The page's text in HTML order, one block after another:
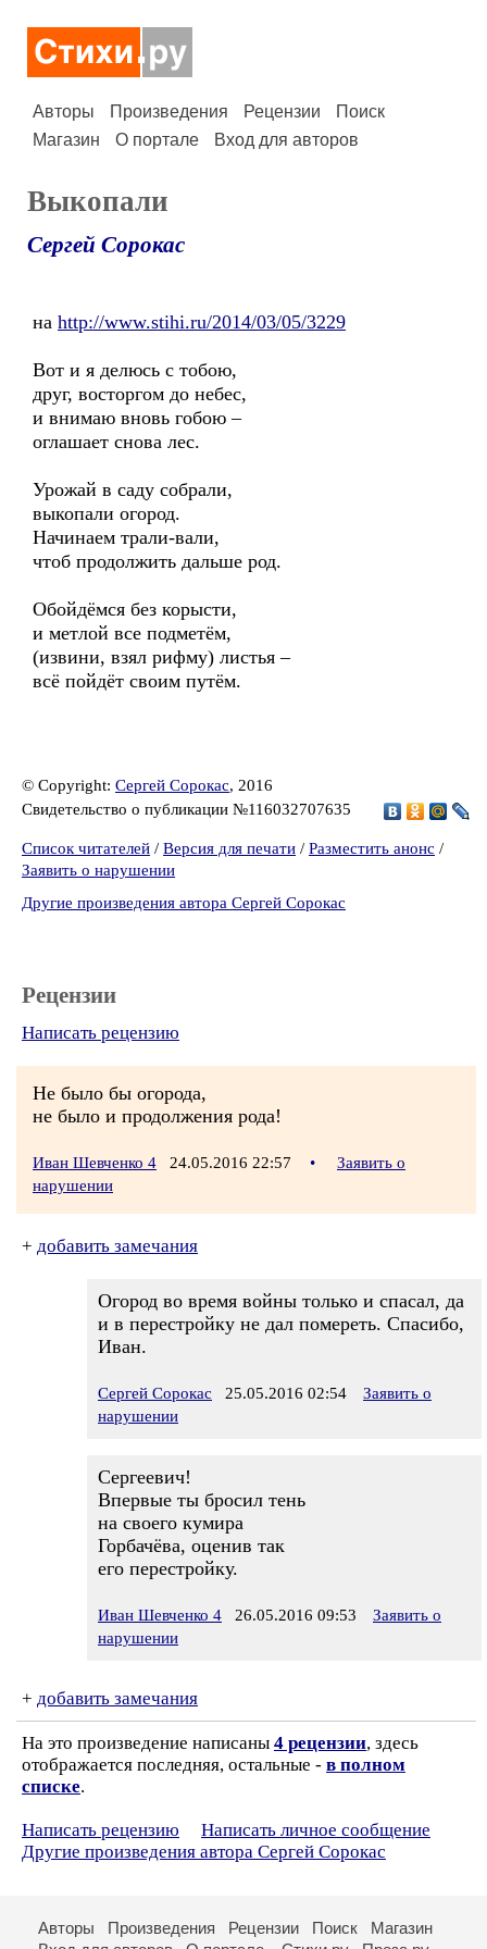
Авторы Произведения Рецензии
Поиск
Магазин
О портале Вход для авторов
Выкопали
Сергей Сорокас
на http://www.stihi.ru/2014/03/05/3229
Вот и я делюсь с тобою,
друг, восторгом до небес,
и внимаю вновь гобою –
оглашает снова лес.
Урожай в саду собрали,
выкопали огород.
Начинаем трали-вали,
чтоб продолжить дальше род.
Обойдёмся без корысти,
и метлой все подметём,
(извини, взял рифму) листья –
всё пойдёт своим путём.
© Copyright: Сергей Сорокас, 2016
Свидетельство о публикации №116032707635
Список читателей / Версия для печати / Разместить анонс /
Заявить о нарушении
Другие произведения автора Сергей Сорокас
Рецензии
Написать рецензию
Не было бы огорода,
не было и продолжения рода!
Иван Шевченко 4 24.05.2016 22:57 •
Заявить о
нарушении
+ добавить замечания
Огород во время войны только и спасал, да
и в перестройку не дал помереть. Спасибо,
Иван.
Сергей Сорокас 25.05.2016 02:54
Заявить о
нарушении
Сергеевич!
Впервые ты бросил тень
на своего кумира
Горбачёва, оценив так
его перестройку.
Иван Шевченко 4 26.05.2016 09:53
Заявить о
нарушении
+ добавить замечания
На это произведение написаны 4 рецензии, здесь
отображается последняя, остальные - в полном
списке.
Написать рецензию
Написать личное сообщение
Другие произведения автора Сергей Сорокас
Авторы Произведения Рецензии Поиск
Магазин